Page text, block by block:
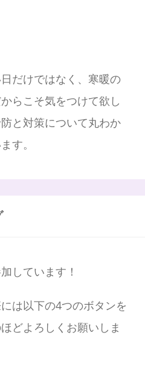
だけではなく、寒暖の
らこそ気をつけて欲し
と対策について丸わか
す。
しています！
は以下の4つのボタンを
どよろしくお願いしま